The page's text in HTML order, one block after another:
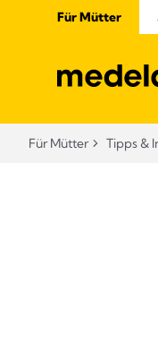
Für Mütter
Für Mütter Tipps &